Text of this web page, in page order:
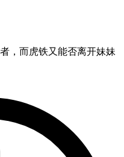
，而虎铁又能否离开妹妹